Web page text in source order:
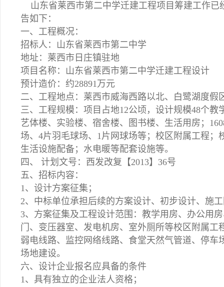
山东省莱西市第二中学迁建工程项目筹建工作已
告如下：
一、工程概况：
招标人：山东省莱西市第二中学
地址：莱西市日庄镇驻地
项目名称：山东省莱西市第二中学迁建工程设计
预计造价：约28891万元
二、工程地点：莱西市威海西路以北、白鹭湖度
三、工程规模：项目占地12公顷，设计规模48个
艺体楼、实验楼、宿舍楼、图书楼、生活用房；
场、4片羽毛球场、1片网球场等；校区附属工程
生活设施配备；水电暖等配套设施等。
四、 计划文号：西发改复【2013】36号
五、招标内容：
1、设计方案征集；
2、中标单位承担后续的方案设计、初步设计、施
3、方案征集及工程设计范围：教学用房、办公用
门、变压器室、发电机房、室外厕所等校区附属
弱电线路、监控网络线路、食堂天然气管道、停
场地建设。
六、设计企业报名应具备的条件
1、具有独立的企业法人资格；